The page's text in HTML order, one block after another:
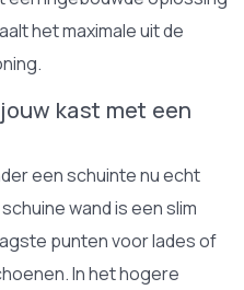
het maximale uit de
kast met een
een schuinte nu echt
wand is een slim
punten voor lades of
In het hogere